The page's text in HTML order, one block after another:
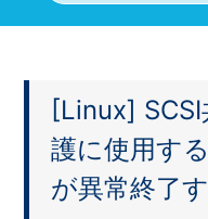
[Linux]
護に使用す
が異常終了